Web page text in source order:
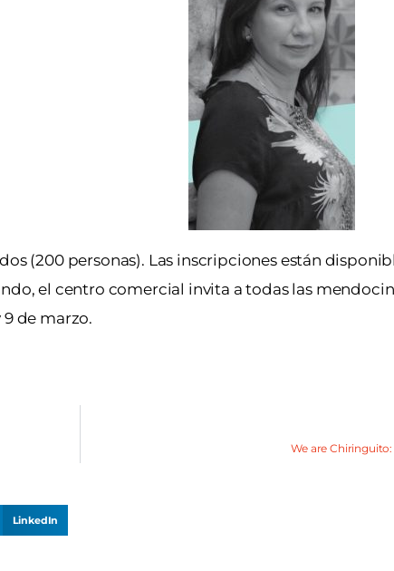
(200 personas). Las inscripciones están
el centro comercial invita a todas las
de marzo.
We are
LinkedIn